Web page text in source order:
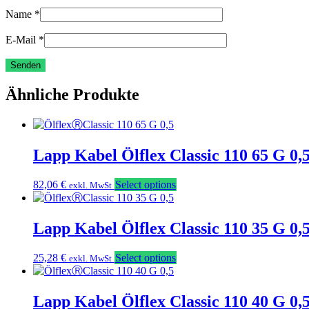
Name *
E-Mail *
Ähnliche Produkte
Lapp Kabel Ölflex Classic 110 65 G
82,06 € exkl. MwSt Select options
Lapp Kabel Ölflex Classic 110 35 G
25,28 € exkl. MwSt Select options
Lapp Kabel Ölflex Classic 110 40 G